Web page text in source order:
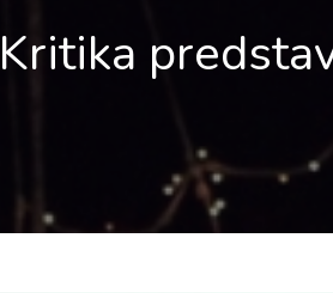
Kritika